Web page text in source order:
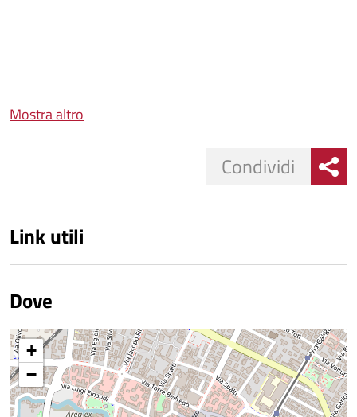
Mostra altro
Condividi
Link utili
Dove
+
−